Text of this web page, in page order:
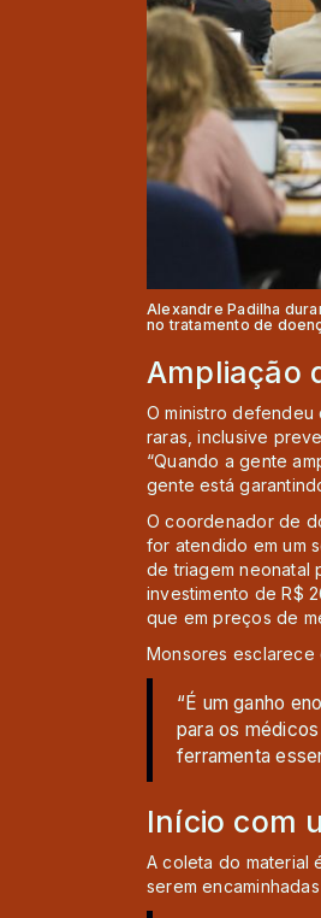
Alexandre Padilha
no tratamento de
Ampliação
O ministro
raras, inclusive
“Quando a gente
gente está
O coordenador de
for atendido em um
de triagem neonatal
investimento de R$
que em preços de
Monsores esclarece
“É um ganho
para os
ferramenta
Início com
A coleta do material
serem